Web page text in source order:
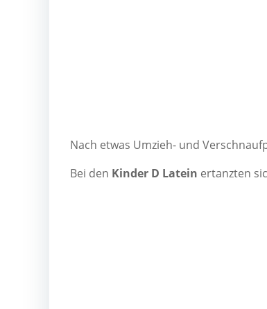
Nach etwas Umzieh- und
Bei den Kin­der D Latein ertanz­ten